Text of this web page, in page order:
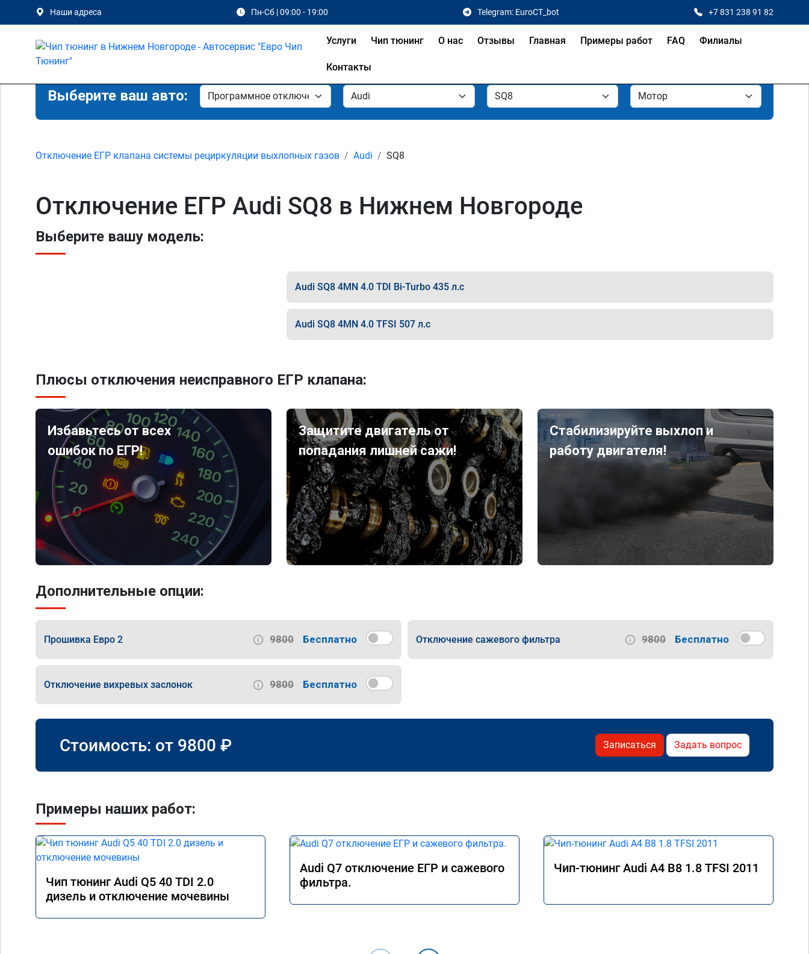
Наши адреса Пн-Сб | 09:00 - 19:00 Telegram: EuroCT_bot +7 831 238 91 82
Услуги Чип тюнинг О нас Отзывы Главная Примеры работ FAQ Филиалы
Контакты
Выберите ваш авто:
Отключение ЕГР клапана системы рециркуляции выхлопных газов Audi SQ8
Отключение ЕГР Audi SQ8 в Нижнем Новгороде
Выберите вашу модель:
Audi SQ8 4MN 4.0 TDI Bi-Turbo 435 л.с
Audi SQ8 4MN 4.0 TFSI 507 л.с
Плюсы отключения неисправного ЕГР клапана:
Избавьтесь от всех
ошибок по ЕГР!
Защитите двигатель от
попадания лишней сажи!
Стабилизируйте выхлоп и
работу двигателя!
Дополнительные опции:
Прошивка Евро 2 9800 Бесплатно Отключение сажевого фильтра 9800 Бесплатно
Отключение вихревых заслонок 9800 Бесплатно
Стоимость: от 9800 ₽ Записаться Задать вопрос
Примеры наших работ:
Чип тюнинг Audi Q5 40 TDI 2.0
дизель и отключение мочевины
Audi Q7 отключение ЕГР и сажевого
фильтра.
Чип-тюнинг Audi A4 B8 1.8 TFSI 2011